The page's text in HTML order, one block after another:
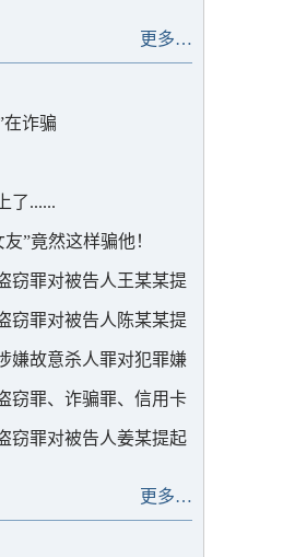
更多…
在诈骗
了......
”竟然这样骗他！
窃罪对被告人王某某提
窃罪对被告人陈某某提
嫌故意杀人罪对犯罪嫌
窃罪、诈骗罪、信用卡
诉
窃罪对被告人姜某提起
更多…